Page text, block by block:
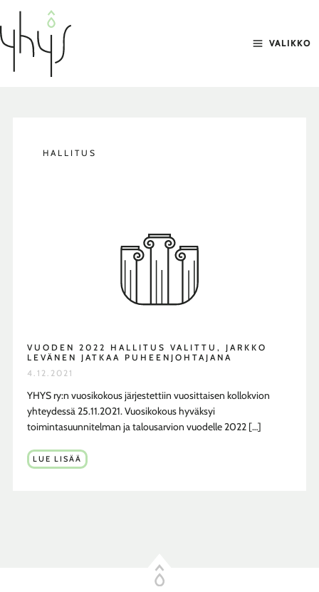
sisältöön
VALIKKO
HALLITUS
VUODEN 2022 HALLITUS VALITTU, JARKKO
LEVÄNEN JATKAA PUHEENJOHTAJANA
4.12.2021
YHYS ry:n vuosikokous järjestettiin vuosittaisen kollokvion
yhteydessä 25.11.2021. Vuosikokous hyväksyi
toimintasuunnitelman ja talousarvion vuodelle 2022 […]
VUODEN
2022
LUE LISÄÄ